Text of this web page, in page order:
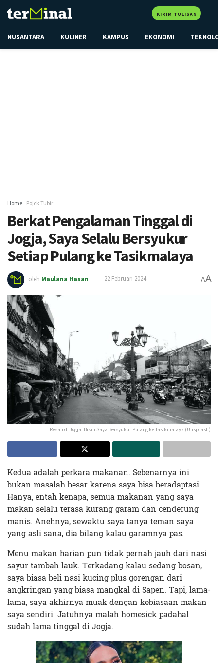
KIRIM TULISAN
NUSANTARA KULINER KAMPUS EKONOMI
Home Pojok Tubir
Berkat Pengalaman Tinggal di
Jogja, Saya Selalu Bersyukur
Setiap Pulang ke Tasikmalaya
oleh Maulana Hasan 22 Februari 2024 AA
Resah di Jogja, Bikin Saya Bersyukur Pulang ke Tasikmalaya (Unsplash)
Kedua adalah perkara makanan. Sebenarnya ini
bukan masalah besar karena saya bisa beradaptasi.
Hanya, entah kenapa, semua makanan yang saya
makan selalu terasa kurang garam dan cenderung
manis. Anehnya, sewaktu saya tanya teman saya
yang asli sana, dia bilang kalau garamnya pas.
Menu makan harian pun tidak pernah jauh dari nasi
sayur tambah lauk. Terkadang kalau sedang bosan,
saya biasa beli nasi kucing plus gorengan dari
angkringan yang biasa mangkal di Sapen. Tapi, lama-
lama, saya akhirnya muak dengan kebiasaan makan
saya sendiri. Jatuhnya malah homesick padahal
sudah lama tinggal di Jogja.